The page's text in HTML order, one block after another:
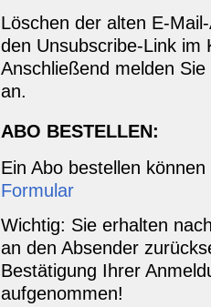
Löschen der alten E-
den Unsubscribe-Link im
Anschließend melden
an.
ABO BESTELLEN:
Ein Abo bestellen
Formular
Wichtig: Sie erhalten
an den Absender
Bestätigung Ihrer
aufgenommen!